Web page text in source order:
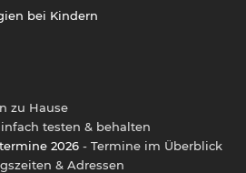
bei Kindern
zu Hause
testen & behalten
2026 - Termine im Überblick
& Adressen